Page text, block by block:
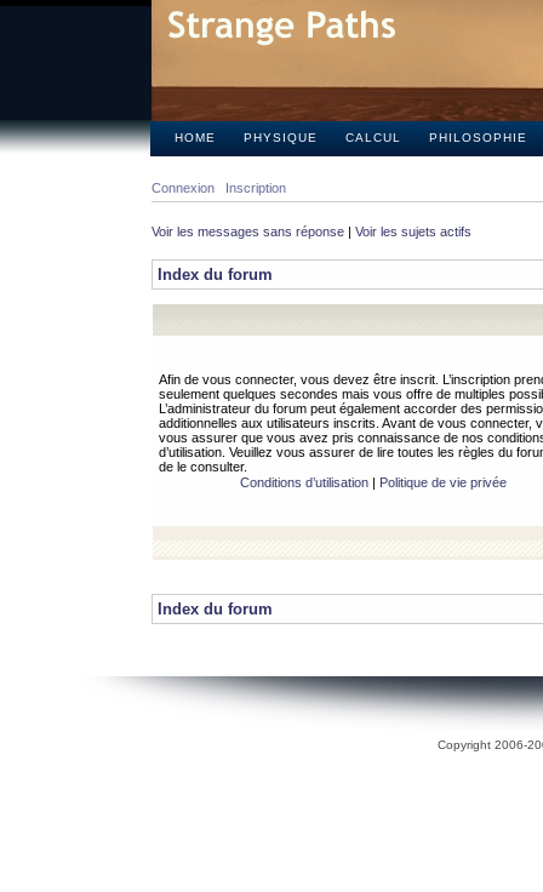
HOME PHYSIQUE CALCUL PHILOSOPHIE
Connexion Inscription
Voir les messages sans réponse | Voir les sujets actifs
Index du forum
Afin de vous connecter, vous devez être inscrit. L’inscription
seulement quelques secondes mais vous offre de multiples
L’administrateur du forum peut également accorder des
additionnelles aux utilisateurs inscrits. Avant de vous connecter,
vous assurer que vous avez pris connaissance de nos
d’utilisation. Veuillez vous assurer de lire toutes les règles du
de le consulter.
Conditions d’utilisation| Politique de vie privée
Index du forum
Copyright 2006-